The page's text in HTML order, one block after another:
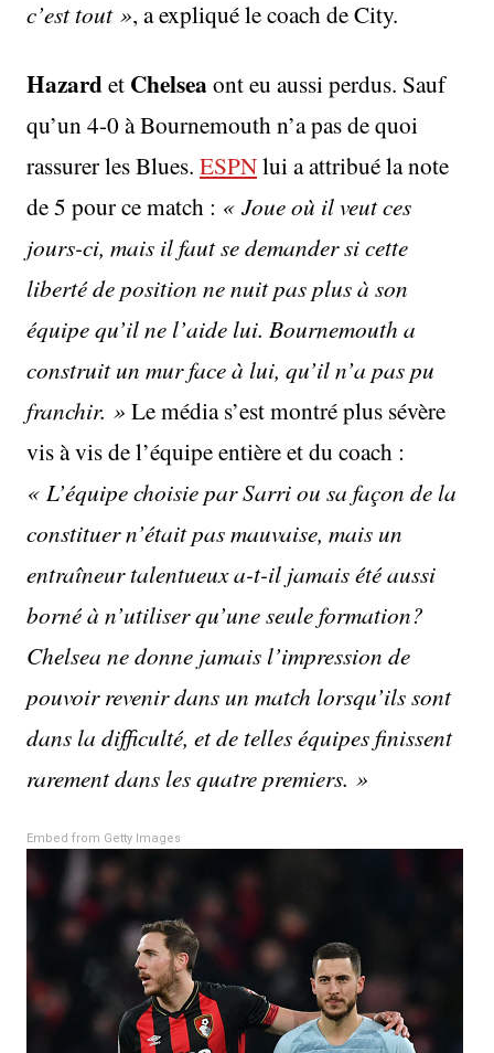
c’est tout », a expliqué le coach de City.
Hazardet Chelseaont eu aussi perdus. Sauf
qu’un 4-0 à Bournemouth n’a pas de quoi
rassurer les Blues. ESPNlui a attribué la note
de 5 pour ce match : « Joue où il veut ces
jours-ci, mais il faut se demander si cette
liberté de position ne nuit pas plus à son
équipe qu’il ne l’aide lui. Bournemouth a
construit un mur face à lui, qu’il n’a pas pu
franchir. » Le média s’est montré plus sévère
vis à vis de l’équipe entière et du coach :
« L’équipe choisie par Sarri ou sa façon de la
constituer n’était pas mauvaise, mais un
entraîneur talentueux a-t-il jamais été aussi
borné à n’utiliser qu’une seule formation?
Chelsea ne donne jamais l’impression de
pouvoir revenir dans un match lorsqu’ils sont
dans la difficulté, et de telles équipes finissent
rarement dans les quatre premiers. »
Embed from Getty Images